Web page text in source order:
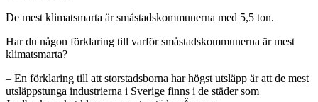
De mest klimatsmarta är småstadskommunerna med 5,5 ton.
Har du någon förklaring till varför småstadskommunerna är mest
klimatsmarta?
– En förklaring till att storstadsborna har högst utsläpp är att de mest
utsläppstunga industrierna i Sverige finns i de städer som